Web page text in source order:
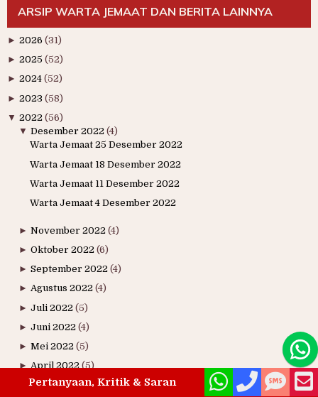
ARSIP WARTA JEMAAT DAN BERITA LAINNYA
► 2026 (31)
► 2025 (52)
► 2024 (52)
► 2023 (58)
▼ 2022 (56)
▼ Desember 2022 (4)
Warta Jemaat 25 Desember 2022
Warta Jemaat 18 Desember 2022
Warta Jemaat 11 Desember 2022
Warta Jemaat 4 Desember 2022
► November 2022 (4)
► Oktober 2022 (6)
► September 2022 (4)
► Agustus 2022 (4)
► Juli 2022 (5)
► Juni 2022 (4)
► Mei 2022 (5)
►April 2022(5)
►Maret 2022(6)
Pertanyaan, Kritik & Saran